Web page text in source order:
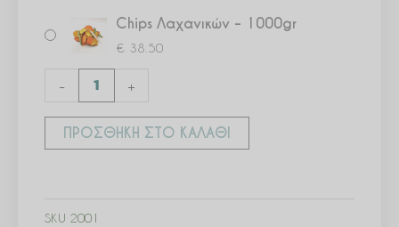
Chips Λαχανικών – 1000gr
€ 38.50
- +
ΠΡΟΣΘΉΚΗ ΣΤΟ ΚΑΛΆΘΙ
SKU 2001